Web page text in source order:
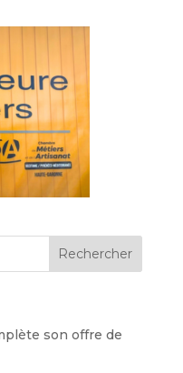
son offre de